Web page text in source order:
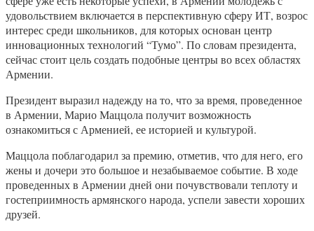
удовольствием включается в перспективную сферу ИТ, возрос
интерес среди школьников, для которых основан центр
инновационных технологий “Тумо”. По словам президента,
сейчас стоит цель создать подобные центры во всех областях
Армении.
Президент выразил надежду на то, что за время, проведенное
в Армении, Марио Маццола получит возможность
ознакомиться с Арменией, ее историей и культурой.
Маццола поблагодарил за премию, отметив, что для него, его
жены и дочери это большое и незабываемое событие. В ходе
проведенных в Армении дней они почувствовали теплоту и
гостеприимность армянского народа, успели завести хороших
друзей.